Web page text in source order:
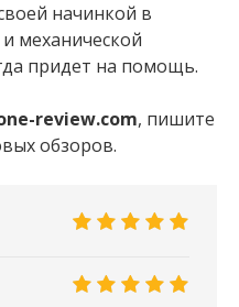
начинкой в
механической
придет на помощь.
review.com, пишите
обзоров.